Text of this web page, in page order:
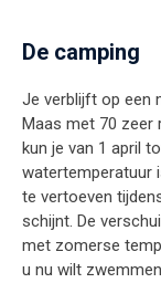
De camping
Je verblijft op een
Maas met 70 zeer
kun je van 1 april
watertemperatuur
te vertoeven
schijnt. De
met zomerse
u nu wilt